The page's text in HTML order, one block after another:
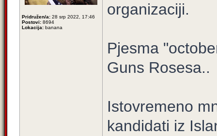
Pridružen/a: 28 srp 2022, 17:46
Postovi: 8694
Lokacija: banana
organizaciji.
Pjesma
Guns Rosesa..
Istovremeno
kandidati iz